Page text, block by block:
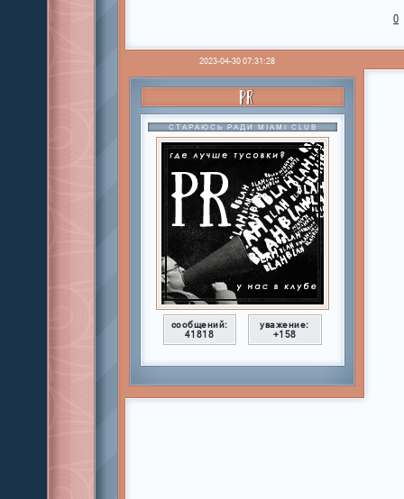
0
2023-04-30 07:31:28
PR
СТАРАЮСЬ РАДИ MIAMI CLUB
сообщений:
41818
уважение:
+158